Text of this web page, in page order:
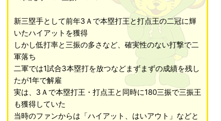
新三塁手として前年3Ａで本塁打王と打点王の二冠に輝
いたハイアットを獲得
しかし低打率と三振の多さなど、確実性のない打撃で二
軍落ち
二軍では1試合3本塁打を放つなどまずまずの成績を残し
たが1年で解雇
実は、3Ａで本塁打王・打点王と同時に180三振で三振王
も獲得していた
当時のファンからは「ハイアット、はいアウト」などと